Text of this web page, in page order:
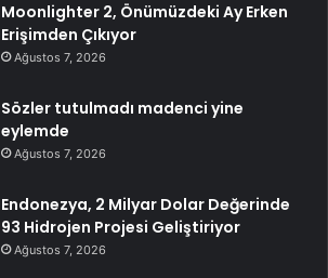
Moonlighter 2, Önümüzdeki Ay Erken
Erişimden Çıkıyor
Ağustos 7, 2026
Sözler tutulmadı madenci yine
eylemde
Ağustos 7, 2026
Endonezya, 2 Milyar Dolar Değerinde
93 Hidrojen Projesi Geliştiriyor
Ağustos 7, 2026